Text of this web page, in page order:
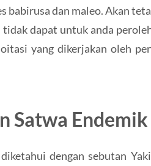
babirusa dan maleo. Akan
dapat untuk anda
yang dikerjakan oleh
Satwa Endemik
dengan sebutan